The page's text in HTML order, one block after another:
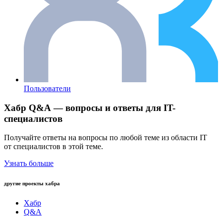
Пользователи
Хабр Q&A — вопросы и ответы для IT-
специалистов
Получайте ответы на вопросы по любой теме из области IT
от специалистов в этой теме.
Узнать больше
другие проекты хабра
Хабр
Q&A